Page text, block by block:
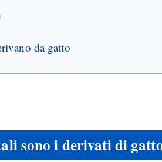
da gatto
sono i derivati di